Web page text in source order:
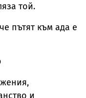
той.
пътят към ада е
и